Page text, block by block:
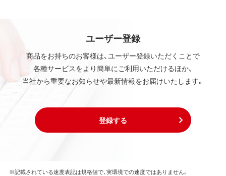
ユーザー登録
商品をお持ちのお客様は、ユーザー登録いただくことで
各種サービスをより簡単にご利用いただけるほか、
当社から重要なお知らせや最新情報をお届けいたします。
登録する
※記載されている速度表記は規格値で、実環境での速度ではありません。